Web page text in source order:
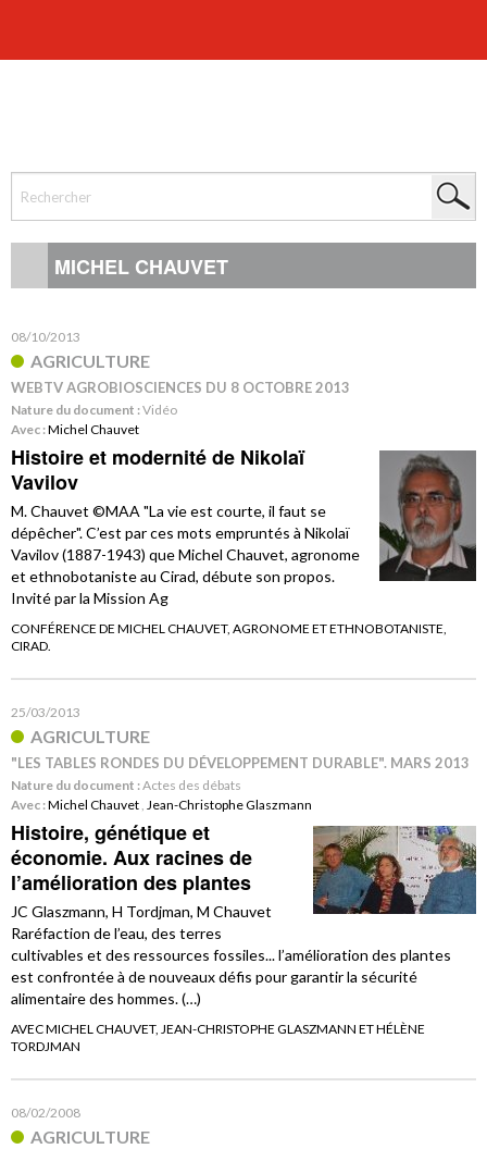
MICHEL CHAUVET
08/10/2013
AGRICULTURE
WEBTV AGROBIOSCIENCES DU 8 OCTOBRE 2013
Nature du document :Vidéo
Avec :Michel Chauvet
Histoire et modernité de Nikolaï
Vavilov
M. Chauvet ©MAA "La vie est courte, il faut se
dépêcher". C’est par ces mots empruntés à Nikolaï
Vavilov (1887-1943) que Michel Chauvet, agronome
et ethnobotaniste au Cirad, débute son propos.
Invité par la Mission Ag
CONFÉRENCE DE MICHEL CHAUVET, AGRONOME ET ETHNOBOTANISTE,
CIRAD.
25/03/2013
AGRICULTURE
"LES TABLES RONDES DU DÉVELOPPEMENT DURABLE". MARS 2013
Nature du document :Actes des débats
Avec :Michel Chauvet , Jean-Christophe Glaszmann
Histoire, génétique et
économie. Aux racines de
l’amélioration des plantes
JC Glaszmann, H Tordjman, M Chauvet
Raréfaction de l’eau, des terres
cultivables et des ressources fossiles... l’amélioration des plantes
est confrontée à de nouveaux défis pour garantir la sécurité
alimentaire des hommes. (…)
AVEC MICHEL CHAUVET, JEAN-CHRISTOPHE GLASZMANN ET HÉLÈNE
TORDJMAN
08/02/2008
AGRICULTURE